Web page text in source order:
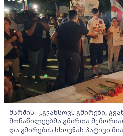
მარშის - „გვახსოვს გმირები,
მონაწილეებმა გმირთა
და გმირების ხსოვნას პატივი